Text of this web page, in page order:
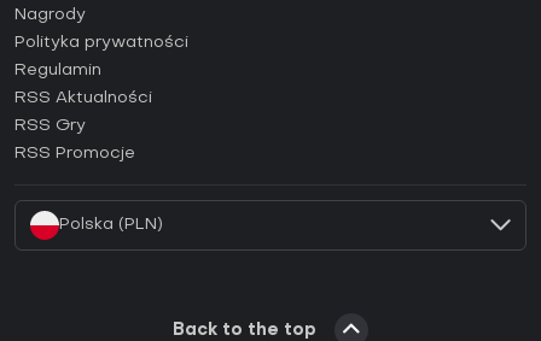
Jak aktywować klucz Steam (CD Key)?
Jak aktywować klucz Epic Games (CD Key)?
Jak aktywować klucz GOG (CD Key)?
Jak aktywować klucz Ubisoft Connect (CD Key)?
Nagrody
Polityka prywatności
Regulamin
RSS Aktualności
RSS Gry
RSS Promocje
Polska (PLN)
Back to the top